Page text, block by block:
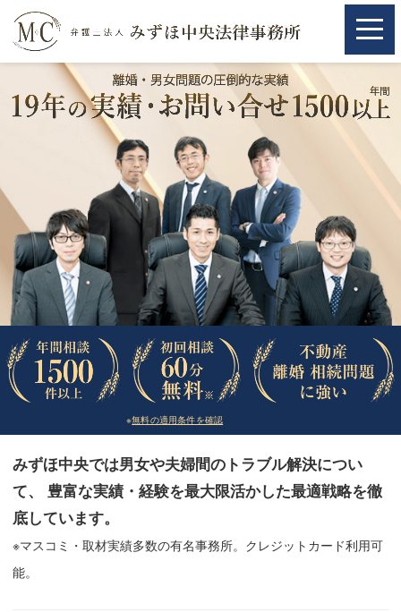
取扱分野
相続・遺言
離婚（夫婦間トラブル）
企業法務
労働問題（解雇，残業等）
刑事弁護
交通事故
法律相談など（その他）
お客様へ
みずほ中央の特長・実質編
※無料の適用条件を確認
みずほ中央では男女や夫婦間のトラブル解決につい
て、 豊富な実績・経験を最大限活かした最適戦略を徹
底しています。
※マスコミ・取材実績多数の有名事務所。クレジットカード利用可
能。
取扱分野
相続・遺言
離婚（夫婦間トラブル）
企業法務
労働問題（解雇，残業等）
刑事弁護
交通事故
法律相談など（その他）
お客様へ
みずほ中央の特長・実質編